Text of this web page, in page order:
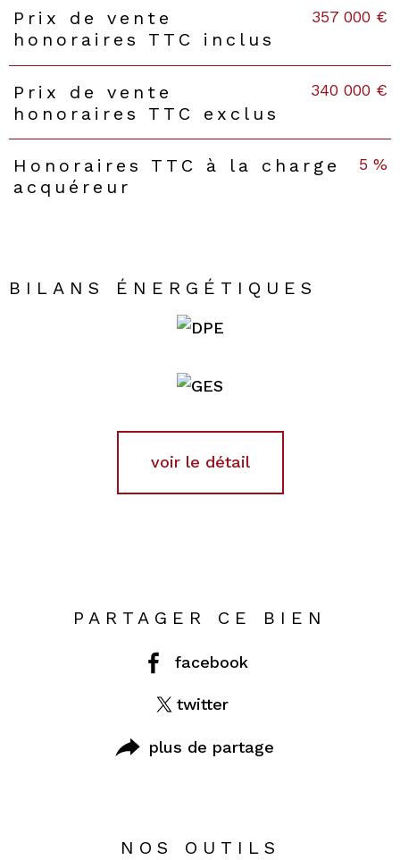
Caractéristiques Valeurs
Prix de vente
honoraires TTC inclus
357 000 €
Prix de vente
honoraires TTC exclus
340 000 €
Honoraires TTC à la charge
acquéreur
5 %
BILANS ÉNERGÉTIQUES
voir le détail
PARTAGER CE BIEN
facebook
twitter
plus de partage
NOS OUTILS